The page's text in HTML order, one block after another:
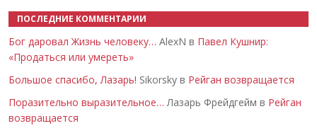
ПОСЛЕДНИЕ КОММЕНТАРИИ
Бог даровал Жизнь человеку… AlexN в Павел Кушнир:
«Продаться или умереть»
Большое спасибо, Лазарь! Sikorsky в Рейган возвращается
Поразительно выразительное… Лазарь Фрейдгейм в Рейган
возвращается